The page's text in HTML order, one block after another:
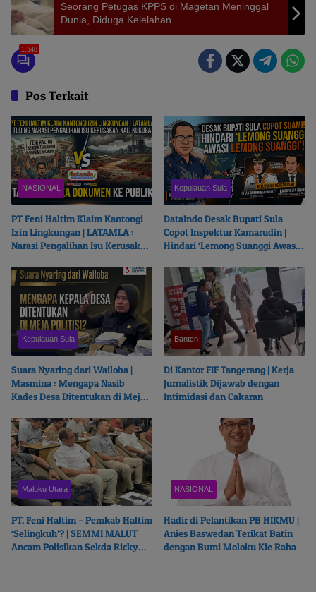
Seorang Petugas KPPS di Magetan Meninggal
Dunia, Diduga Kelelahan
1,348
Pos Terkait
NASIONAL
PT Feni Haltim Klaim Kantongi
Izin Lingkungan | LATAMLA :
Narasi Pengalihan Isu Kerusakan
Dokumen ke Publik
Kepulauan Sula
DataIndo Desak Bupati Sula
Copot Inspektur Kamarudin |
Hindari ‘Lemong Suanggi Awasi
Kepulauan Sula
Suara Nyaring dari Wailoba |
Masmina : Mengapa Nasib
Kades Desa Ditentukan di Meja
Banten
Di Kantor FIF Tangerang | Kerja
Jurnalistik Dijawab dengan
Intimidasi dan Cakaran
Maluku Utara
PT. Feni Haltim – Pemkab Haltim
‘Selingkuh’? | SEMMI MALUT
Ancam Polisikan Sekda Ricky
NASIONAL
Hadir di Pelantikan PB HIKMU |
Anies Baswedan Terikat Batin
dengan Bumi Moloku Kie Raha